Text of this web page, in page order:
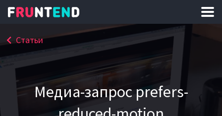
Медиа-запрос prefers-
Статьи